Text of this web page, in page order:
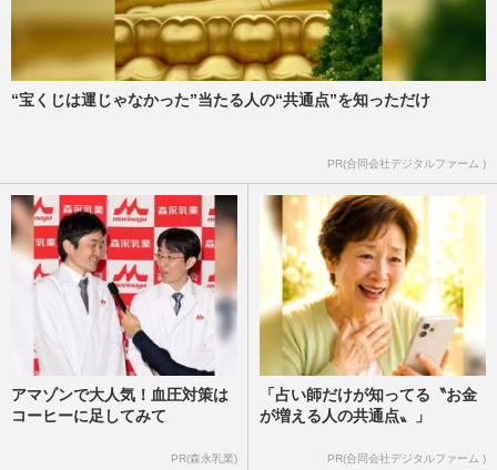
“宝くじは運じゃなかった”当たる人の“共通点”を知っただけ
PR(合同会社デジタルファーム )
アマゾンで大人気！血圧対策は
コーヒーに足してみて
PR(森永乳業)
「占い師だけが知ってる〝お金
が増える人の共通点〟」
PR(合同会社デジタルファーム )